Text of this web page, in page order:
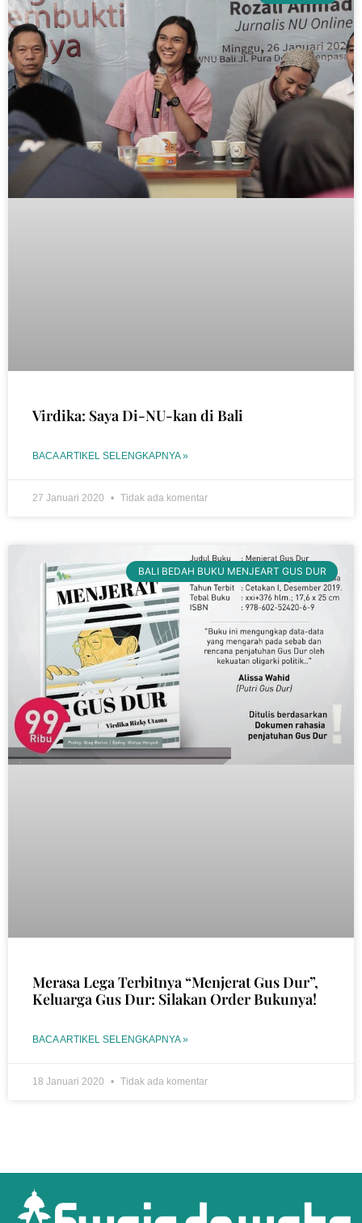
Virdika: Saya Di-NU-kan di Bali
BACA ARTIKEL SELENGKAPNYA »
27 Januari 2020 Tidak ada komentar
BALI BEDAH BUKU MENJEART GUS DUR
Merasa Lega Terbitnya “Menjerat Gus Dur”,
Keluarga Gus Dur: Silakan Order Bukunya!
BACA ARTIKEL SELENGKAPNYA »
18 Januari 2020 Tidak ada komentar